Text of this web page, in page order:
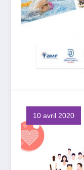
10 avril 2020